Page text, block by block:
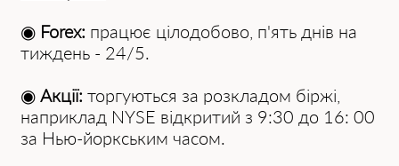
◉ Forex: працює цілодобово, п'ять днів на
тиждень - 24/5.
◉ Акції: торгуються за розкладом біржі,
наприклад NYSE відкритий з 9:30 до 16: 00
за Нью-йоркським часом.